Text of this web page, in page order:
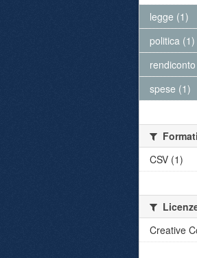
legge (1)
politica (1)
spese (1)
Formati
CSV (1)
Creative